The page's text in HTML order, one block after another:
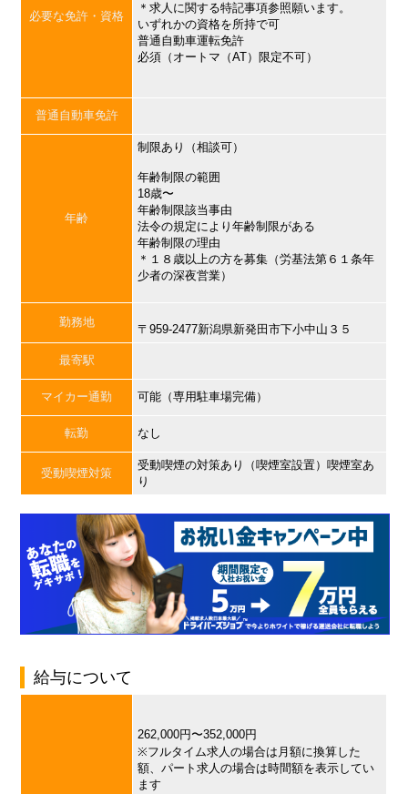
必要な免許・資格
＊求人に関する特記事項参照願います。
いずれかの資格を所持で可
普通自動車運転免許
必須（オートマ（AT）限定不可）
普通自動車免許
年齢
制限あり（相談可）
年齢制限の範囲
18歳〜
年齢制限該当事由
法令の規定により年齢制限がある
年齢制限の理由
＊１８歳以上の方を募集（労基法第６１条年
少者の深夜営業）
勤務地
〒959-2477新潟県新発田市下小中山３５
最寄駅
マイカー通勤 可能（専用駐車場完備）
転勤 なし
受動喫煙対策
受動喫煙の対策あり（喫煙室設置）喫煙室あ
り
給与について
262,000円〜352,000円
※フルタイム求人の場合は月額に換算した
額、パート求人の場合は時間額を表示してい
ます